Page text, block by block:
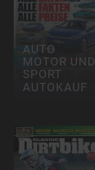
AUTO
MOTOR UND
SPORT
AUTOKAUF